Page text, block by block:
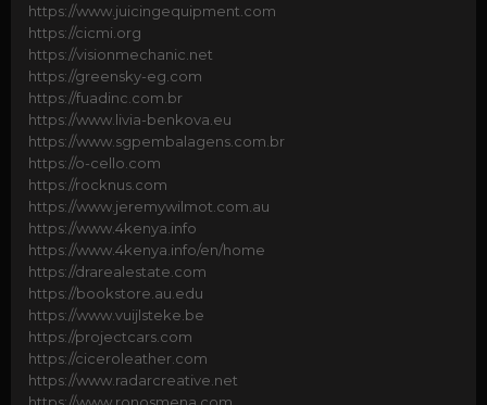
https://www.juicingequipment.com
https://cicmi.org
https://visionmechanic.net
https://greensky-eg.com
https://fuadinc.com.br
https://www.livia-benkova.eu
https://www.sgpembalagens.com.br
https://o-cello.com
https://rocknus.com
https://www.jeremywilmot.com.au
https://www.4kenya.info
https://www.4kenya.info/en/home
https://drarealestate.com
https://bookstore.au.edu
https://www.vuijlsteke.be
https://projectcars.com
https://ciceroleather.com
https://www.radarcreative.net